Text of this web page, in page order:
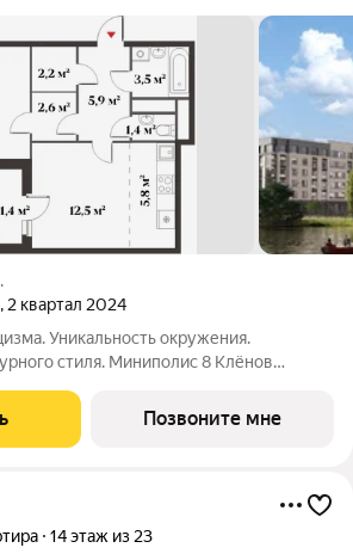
, 2 квартал 2024
Уникальность окружения.
стиля. Миниполис 8 Клёнов
от многолюдных улиц и шумных
до центра столицы не
Позвоните мне
14 этаж из 23